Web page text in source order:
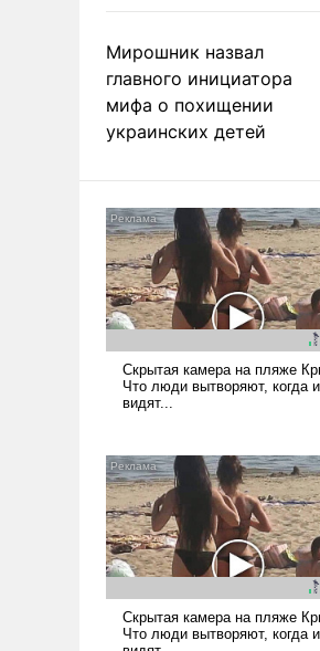
Мирошник назвал
главного инициатора
мифа о похищении
украинских детей